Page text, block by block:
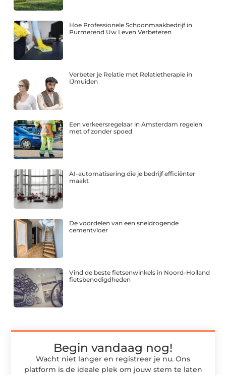
Hoe Professionele Schoonmaakbedrijf in
Purmerend Uw Leven Verbeteren
Verbeter je Relatie met Relatietherapie in
IJmuiden
Een verkeersregelaar in Amsterdam regelen
met of zonder spoed
AI-automatisering die je bedrijf efficiënter
maakt
De voordelen van een sneldrogende
cementvloer
Vind de beste fietsenwinkels in Noord-Holland
fietsbenodigdheden
Begin vandaag nog!
Wacht niet langer en registreer je nu. Ons
platform is de ideale plek om jouw stem te laten